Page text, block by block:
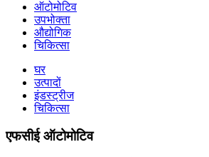
ऑटोमोटिव
उपभोक्ता
औद्योगिक
चिकित्सा
घर
उत्पादों
इंडस्ट्रीज
चिकित्सा
एफसीई ऑटोमोटिव